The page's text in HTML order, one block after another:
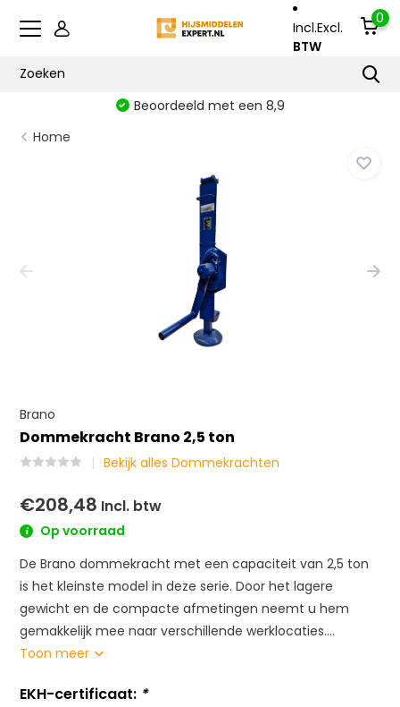
Incl.Excl.
BTW
0
Beoordeeld met een 8,9
Home
Brano
Dommekracht Brano 2,5 ton
Bekijk alles Dommekrachten
€208,48 Incl. btw
Op voorraad
De Brano dommekracht met een capaciteit van 2,5 ton
is het kleinste model in deze serie. Door het lagere
gewicht en de compacte afmetingen neemt u hem
gemakkelijk mee naar verschillende werklocaties....
Toon meer
EKH-certificaat: *